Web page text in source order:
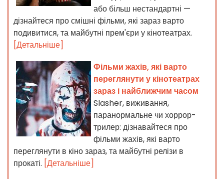
або більш нестандартні —
дізнайтеся про смішні фільми, які зараз варто
подивитися, та майбутні прем'єри у кінотеатрах.
[Детальніше]
Фільми жахів, які варто
переглянути у кінотеатрах
зараз і найближчим часом
Slasher, виживання,
паранормальне чи хоррор-
трилер: дізнавайтеся про
фільми жахів, які варто
переглянути в кіно зараз, та майбутні релізи в
прокаті. [Детальніше]